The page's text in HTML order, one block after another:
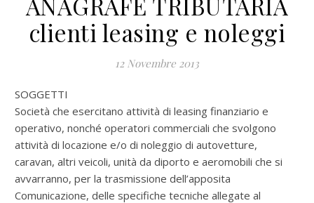
clienti leasing e noleggi
12 Novembre 2013
SOGGETTI
Società che esercitano attività di leasing finanziario e
operativo, nonché operatori commerciali che svolgono
attività di locazione e/o di noleggio di autovetture,
caravan, altri veicoli, unità da diporto e aeromobili che si
avvarranno, per la trasmissione dell’apposita
Comunicazione, delle specifiche tecniche allegate al